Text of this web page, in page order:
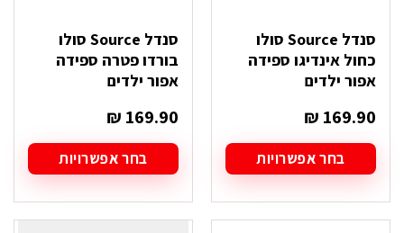
סנדל Source סולו
כחול אינדיגו ספידה
אפור ילדים
₪ 169.90
בחר אפשרויות
זה
יש
סנדל Source סולו
בורדו פטרה ספידה
אפור ילדים
₪ 169.90
בחר אפשרויות
זה
יש